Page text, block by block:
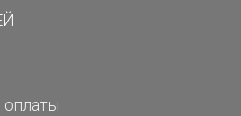
оплаты